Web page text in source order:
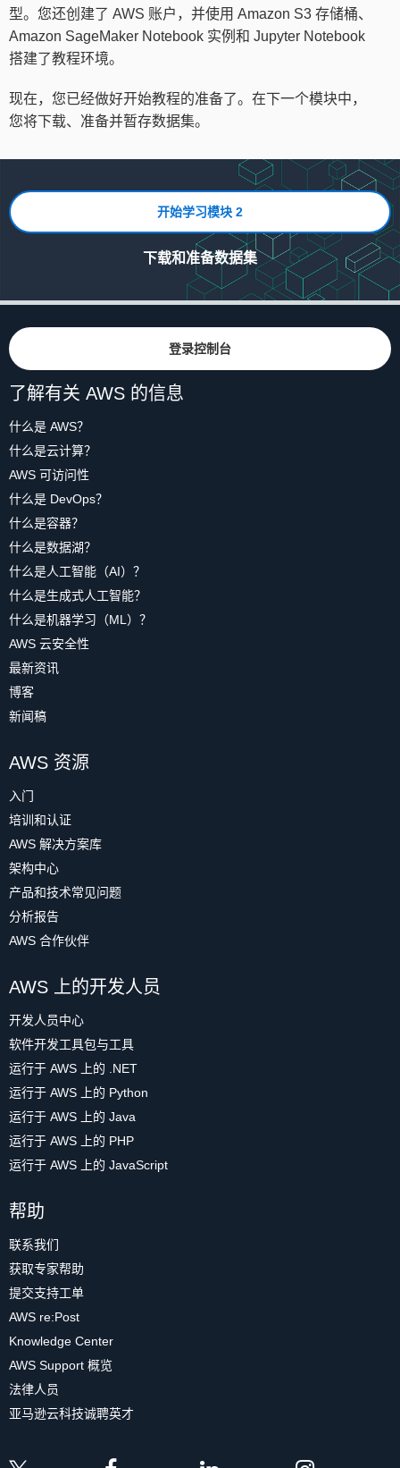
型。您还创建了 AWS 账户，并使用 Amazon S3 存储桶、
Amazon SageMaker Notebook 实例和 Jupyter Notebook
搭建了教程环境。
现在，您已经做好开始教程的准备了。在下一个模块中，
您将下载、准备并暂存数据集。
开始学习模块 2
下载和准备数据集
登录控制台
了解有关 AWS 的信息
什么是 AWS？
什么是云计算？
AWS 可访问性
什么是 DevOps？
什么是容器？
什么是数据湖？
什么是人工智能（AI）？
什么是生成式人工智能？
什么是机器学习（ML）？
AWS 云安全性
最新资讯
博客
新闻稿
AWS 资源
入门
培训和认证
AWS 解决方案库
架构中心
产品和技术常见问题
分析报告
AWS 合作伙伴
AWS 上的开发人员
开发人员中心
软件开发工具包与工具
运行于 AWS 上的 .NET
运行于 AWS 上的 Python
运行于 AWS 上的 Java
运行于 AWS 上的 PHP
运行于 AWS 上的 JavaScript
帮助
联系我们
获取专家帮助
提交支持工单
AWS re:Post
Knowledge Center
AWS Support 概览
法律人员
亚马逊云科技诚聘英才